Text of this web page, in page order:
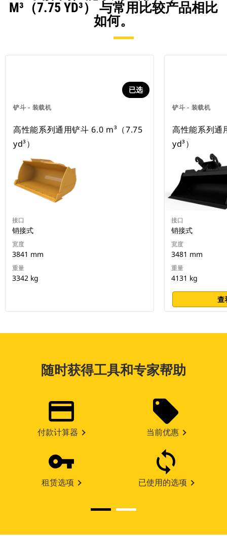
M³（7.75 YD³） 与常用比较产品相比
如何。
铲斗 - 装载机
已选
高性能系列通用铲斗 6.0 m³（7.75
yd³）
接口
销接式
宽度
3841 mm
重量
3342 kg
铲斗 - 装载机
高性能系列通
yd³）
接口
销接式
宽度
3481 mm
重量
4131 kg
查
随时获得工具和专家帮助
付款计算器 当前优惠
租赁选项 已使用的选项